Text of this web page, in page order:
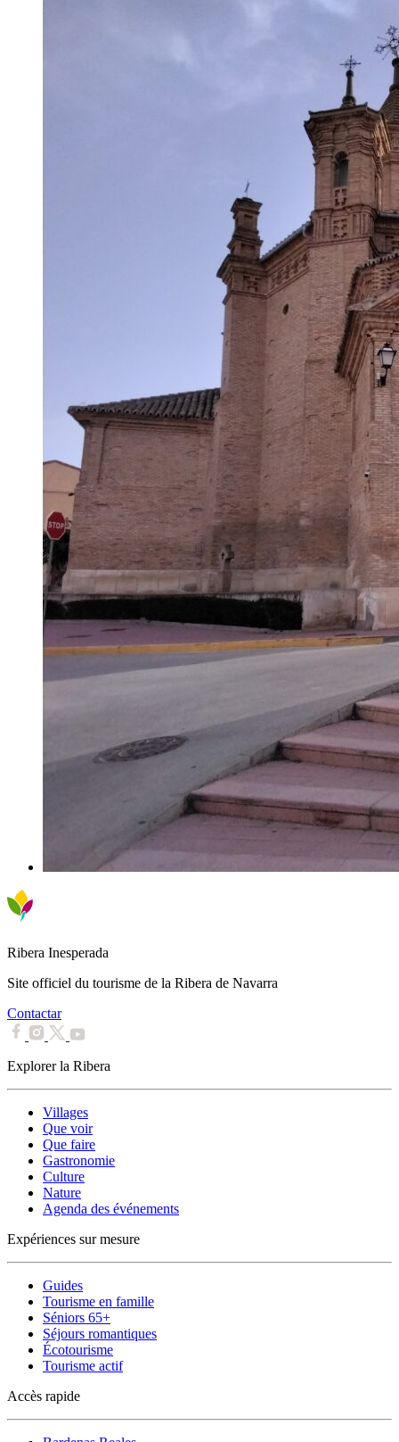
Ribera Inesperada
Site officiel du tourisme de la Ribera de Navarra
Contactar
Explorer la Ribera
Villages
Que voir
Que faire
Gastronomie
Culture
Nature
Agenda des événements
Expériences sur mesure
Guides
Tourisme en famille
Séniors 65+
Séjours romantiques
Écotourisme
Tourisme actif
Accès rapide